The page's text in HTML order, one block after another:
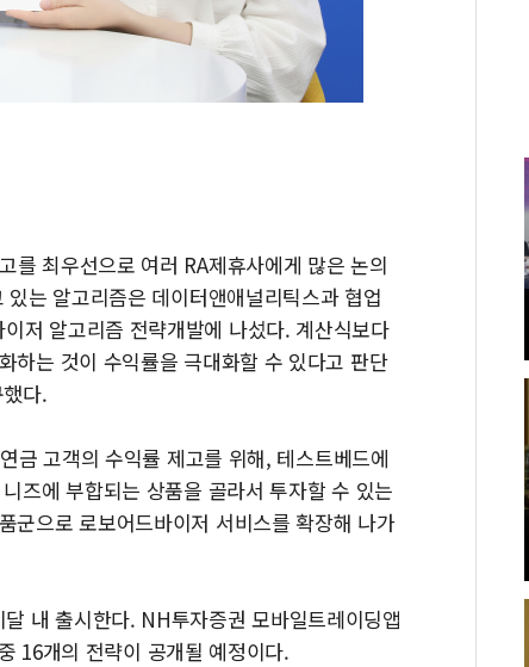
를 최우선으로 여러 RA제휴사에게 많은 논의
는 알고리즘은 데이터앤애널리틱스과 협업
저 알고리즘 전략개발에 나섰다. 계산식보다
하는 것이 수익률을 극대화할 수 있다고 판단
다.
금 고객의 수익률 제고를 위해, 테스트베드에
즈에 부합되는 상품을 골라서 투자할 수 있는
군으로 로보어드바이저 서비스를 확장해 나가
내 출시한다. NH투자증권 모바일트레이딩앱
16개의 전략이 공개될 예정이다.